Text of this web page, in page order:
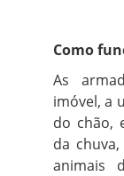
Como
As
imóvel, a
do chão,
da
animais